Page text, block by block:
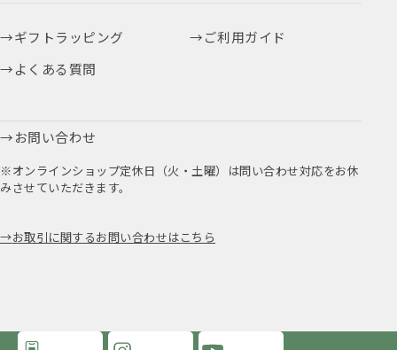
ギフトラッピング
ご利用ガイド
よくある質問
お問い合わせ
※オンラインショップ定休日（火・土曜）は問い合わせ対応をお休
みさせていただきます。
お取引に関するお問い合わせはこちら